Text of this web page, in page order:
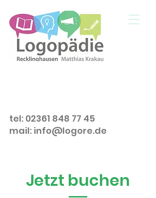
tel: 02361 848 77 45
mail: info@logore.de
Jetzt buchen